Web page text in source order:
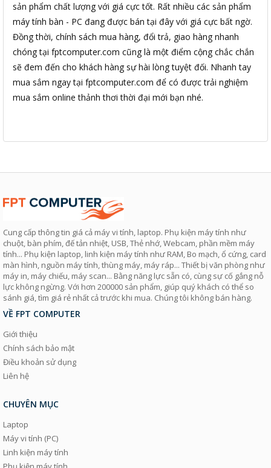
sản phẩm chất lượng với giá cực tốt. Rất nhiều các sản phẩm
máy tính bàn - PC đang được bán tại đây với giá cực bất ngờ.
Đồng thời, chính sách mua hàng, đổi trả, giao hàng nhanh
chóng tại fptcomputer.com cũng là một điểm cộng chắc chắn
sẽ đem đến cho khách hàng sự hài lòng tuyệt đối. Nhanh tay
mua sắm ngay tại fptcomputer.com để có được trải nghiệm
mua sắm online thảnh thơi thời đại mới bạn nhé.
Cung cấp thông tin giá cả máy vi tính, laptop. Phụ kiện máy tính như
chuột, bàn phím, đế tản nhiệt, USB, Thẻ nhớ, Webcam, phần mềm máy
tính... Phụ kiện laptop, linh kiện máy tính như RAM, Bo mạch, ổ cứng, card
màn hình, nguồn máy tính, thùng máy, máy ráp... Thiết bị văn phòng như
máy in, máy chiếu, máy scan... Bằng năng lực sẵn có, cùng sự cố gắng nỗ
lực không ngừng. Với hơn 200000 sản phẩm, giúp quý khách có thể so
sánh giá, tìm giá rẻ nhất cả trước khi mua. Chúng tôi không bán hàng.
VỀ FPT COMPUTER
Giới thiệu
Chính sách bảo mật
Điều khoản sử dụng
Liên hệ
CHUYÊN MỤC
Laptop
Máy vi tính (PC)
Linh kiện máy tính